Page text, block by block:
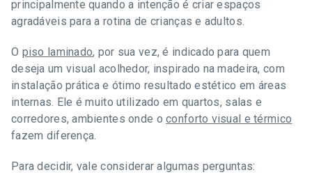
principalmente quando a intenção é criar espaços
agradáveis para a rotina de crianças e adultos.
O piso laminado, por sua vez, é indicado para quem
deseja um visual acolhedor, inspirado na madeira, com
instalação prática e ótimo resultado estético em áreas
internas. Ele é muito utilizado em quartos, salas e
corredores, ambientes onde oconforto visual e térmico
fazem diferença.
Para decidir, vale considerar algumas perguntas: